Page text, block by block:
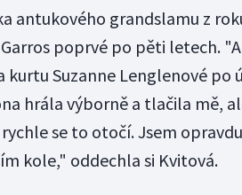
antukového grandslamu z
poprvé po pěti letech.
kurtu Suzanne Lenglenové po
hrála výborně a tlačila mě,
se to otočí. Jsem
kole," oddechla si Kvitová.